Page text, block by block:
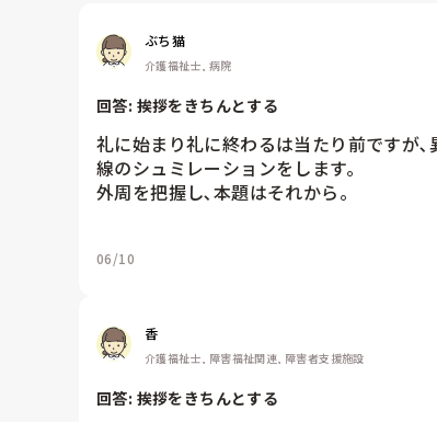
ぶち猫
介護福祉士, 病院
回答: 挨拶をきちんとする
礼に始まり礼に終わるは当たり前ですが
線のシュミレーションをします。
外周を把握し､本題はそれから。
06/10
香
介護福祉士, 障害福祉関連, 障害者支援施設
回答: 挨拶をきちんとする